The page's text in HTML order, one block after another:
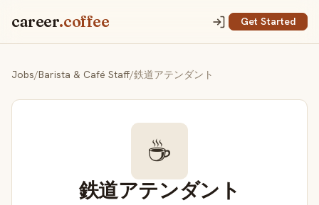
career.coffee Get Started
Jobs/Barista & Café Staff/鉄道アテンダント
☕
鉄道アテンダント